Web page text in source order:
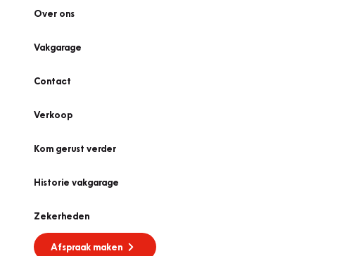
Over ons
Vakgarage
Contact
Verkoop
Kom gerust verder
Historie vakgarage
Zekerheden
Afspraak maken